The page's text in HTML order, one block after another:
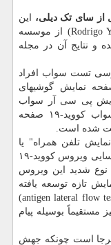
از سای تک دیلی، این
مطالعه به رهبری دکتر "رودریگو یانگ(Rodrigo Young) از موسسه
و نتایج آن در مجله
تست سواب افراد
نمایش گوشیهای
پی سی آر سواب
بینی آنها مثبت بوده است نتایج آزمایش سواب کووید-۱۹ صفحه
شده است.
تلفن همراه" یا
"پست" (PoST) شناخته می شود قادر به شناسایی ویروس کووید-۱۹
مبتلا به نوع شدید این ویروس
تازه توسعه یافته
همانند آزمایش های جریان جانبی آنتی ژن(antigen lateral flow tests)
مستقیماً بوسیله پیام
کووید-۱۹ همچنان پابرجا است چونکه جهش